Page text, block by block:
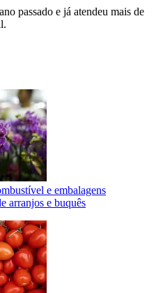
passado e já atendeu mais de
e embalagens
arranjos e buquês